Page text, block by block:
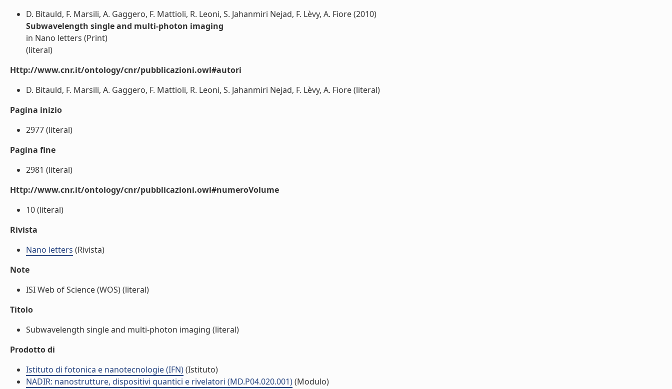
D. Bitauld, F. Marsili, A. Gaggero, F. Mattioli, R. Leoni, S. Jahanmiri Nejad, F. Lèvy, A. Fiore (2010)
Subwavelength single and multi-photon imaging
in Nano letters (Print)
(literal)
Http://www.cnr.it/ontology/cnr/pubblicazioni.owl#autori
D. Bitauld, F. Marsili, A. Gaggero, F. Mattioli, R. Leoni, S. Jahanmiri Nejad, F. Lèvy, A. Fiore (literal)
Pagina inizio
2977 (literal)
Pagina fine
2981 (literal)
Http://www.cnr.it/ontology/cnr/pubblicazioni.owl#numeroVolume
10 (literal)
Rivista
Nano letters (Rivista)
Note
ISI Web of Science (WOS) (literal)
Titolo
Subwavelength single and multi-photon imaging (literal)
Prodotto di
Istituto di fotonica e nanotecnologie (IFN)(Istituto)
NADIR: nanostrutture, dispositivi quantici e rivelatori (MD.P04.020.001)(Modulo)